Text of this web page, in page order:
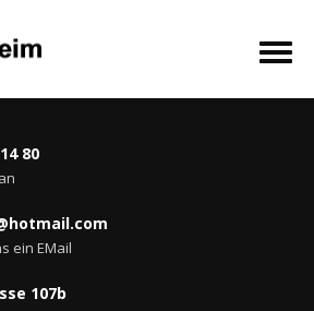
80
ein EMail
107b